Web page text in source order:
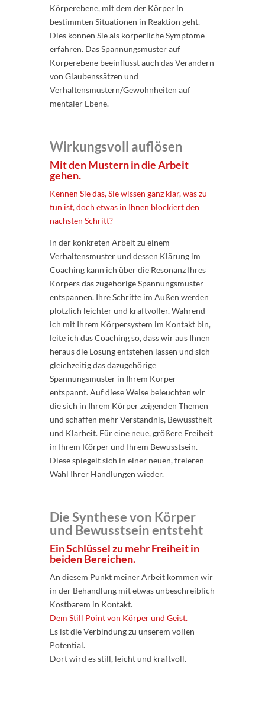
Körperebene, mit dem der Körper in
bestimmten Situationen in Reaktion geht.
Dies können Sie als körperliche Symptome
erfahren. Das Spannungsmuster auf
Körperebene beeinflusst auch das Verändern
von Glaubenssätzen und
Verhaltensmustern/Gewohnheiten auf
mentaler Ebene.
Wirkungsvoll auflösen
Mit den Mustern in die Arbeit
gehen.
Kennen Sie das, Sie wissen ganz klar, was zu
tun ist, doch etwas in Ihnen blockiert den
nächsten Schritt?
In der konkreten Arbeit zu einem
Verhaltensmuster und dessen Klärung im
Coaching kann ich über die Resonanz Ihres
Körpers das zugehörige Spannungsmuster
entspannen. Ihre Schritte im Außen werden
plötzlich leichter und kraftvoller. Während
ich mit Ihrem Körpersystem im Kontakt bin,
leite ich das Coaching so, dass wir aus Ihnen
heraus die Lösung entstehen lassen und sich
gleichzeitig das dazugehörige
Spannungsmuster in Ihrem Körper
entspannt. Auf diese Weise beleuchten wir
die sich in Ihrem Körper zeigenden Themen
und schaffen mehr Verständnis, Bewusstheit
und Klarheit. Für eine neue, größere Freiheit
in Ihrem Körper und Ihrem Bewusstsein.
Diese spiegelt sich in einer neuen, freieren
Wahl Ihrer Handlungen wieder.
Die Synthese von Körper
und Bewusstsein entsteht
Ein Schlüssel zu mehr Freiheit in
beiden Bereichen.
An diesem Punkt meiner Arbeit kommen wir
in der Behandlung mit etwas unbeschreiblich
Kostbarem in Kontakt.
Dem Still Point von Körper und Geist.
Es ist die Verbindung zu unserem vollen
Potential.
Dort wird es still, leicht und kraftvoll.